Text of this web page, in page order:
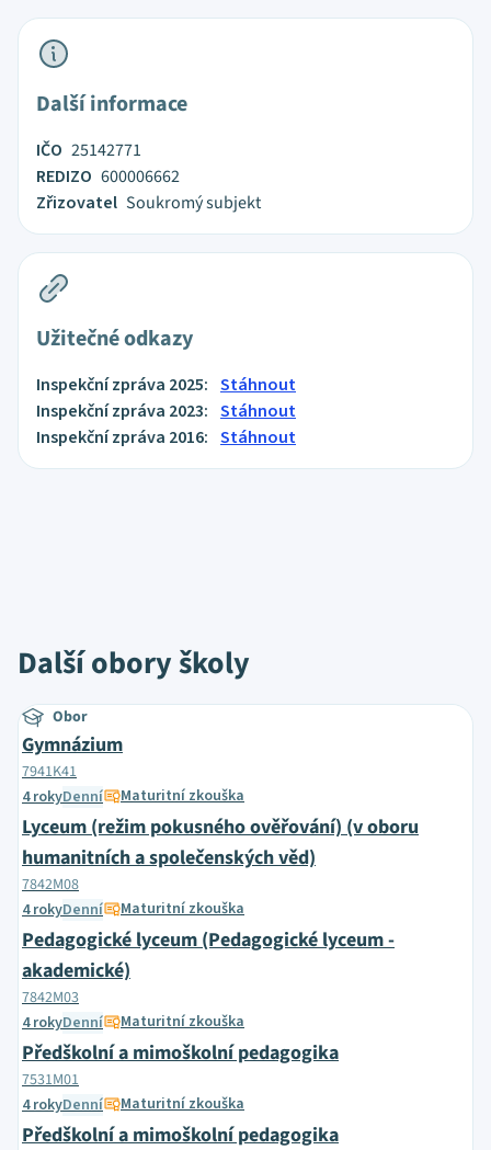
Další informace
IČO 25142771
REDIZO 600006662
Zřizovatel Soukromý subjekt
Užitečné odkazy
Inspekční zpráva 2025: Stáhnout
Inspekční zpráva 2023: Stáhnout
Inspekční zpráva 2016: Stáhnout
Další obory školy
Obor
Gymnázium
7941K41
4 rokyDenní Maturitní zkouška
Lyceum (režim pokusného ověřování) (v oboru
humanitních a společenských věd)
7842M08
4 rokyDenní Maturitní zkouška
Pedagogické lyceum (Pedagogické lyceum -
akademické)
7842M03
4 rokyDenní Maturitní zkouška
Předškolní a mimoškolní pedagogika
7531M01
4 rokyDenní Maturitní zkouška
Předškolní a mimoškolní pedagogika